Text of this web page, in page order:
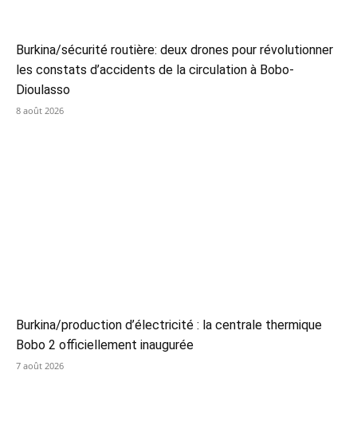
Burkina/sécurité routière: deux drones pour révolutionner
les constats d’accidents de la circulation à Bobo-
Dioulasso
8 août 2026
Burkina/production d’électricité : la centrale thermique
Bobo 2 officiellement inaugurée
7 août 2026